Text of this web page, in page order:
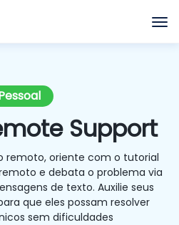
Support
remoto, oriente com o tutorial
e debata o problema via
de texto. Auxilie seus
que eles possam resolver
sem dificuldades